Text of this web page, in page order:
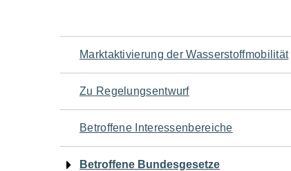
Navigation
für
den
Seiteninhalt
Marktaktivierung der Wasserstoffmobilität
Zu Regelungsentwurf
Betroffene Interessenbereiche
Betroffene Bundesgesetze